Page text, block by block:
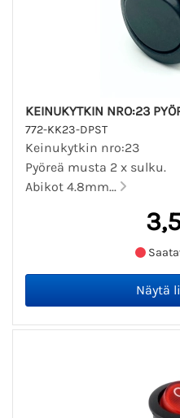
KEINUKYTKIN NRO:23
772-KK23-DPST
Keinukytkin nro:23
Pyöreä musta 2 x sulku.
Abikot 4.8mm...